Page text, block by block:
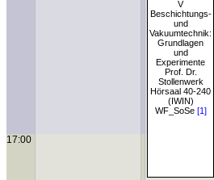
V
Beschichtungs-
und
Vakuumtechnik:
Grundlagen
und
Experimente
Prof. Dr.
Stollenwerk
Hörsaal 40-240
(IWIN)
WF_SoSe[1]
17:00